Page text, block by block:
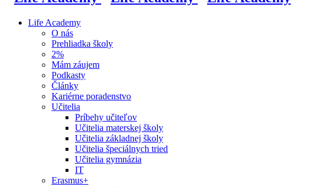
Life Academy
O nás
Prehliadka školy
2%
Mám záujem
Podkasty
Články
Kariérne poradenstvo
Učitelia
Príbehy učiteľov
Učitelia materskej školy
Učitelia základnej školy
Učitelia špeciálnych tried
Učitelia gymnázia
IT
Erasmus+